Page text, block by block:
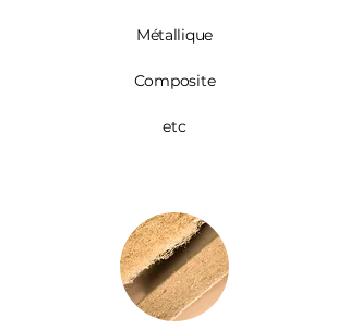
Métallique
Composite
etc